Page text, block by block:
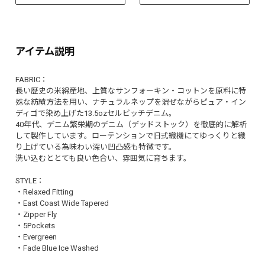
アイテム説明
FABRIC：
長い歴史の米綿産地、上質なサンフォーキン・コットンを原料に特
殊な紡績方法を用い、ナチュラルネップを混ぜながらピュア・イン
ディゴで染め上げた13.5ozセルビッチデニム。
40年代、デニム繁栄期のデニム（デッドストック）を徹底的に解析
して製作しています。ローテンションで旧式織機にてゆっくりと織
り上げている為味わい深い凹凸感も特徴です。
洗い込むととても良い色合い、雰囲気に育ちます。
STYLE：
・Relaxed Fitting
・East Coast Wide Tapered
・Zipper Fly
・5Pockets
・Evergreen
・Fade Blue Ice Washed